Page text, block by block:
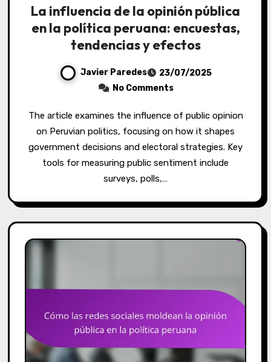
La influencia de la opinión pública
en la política peruana: encuestas,
tendencias y efectos
Javier Paredes
23/07/2025
No Comments
The article examines the influence of public opinion
on Peruvian politics, focusing on how it shapes
government decisions and electoral strategies. Key
tools for measuring public sentiment include
surveys, polls,…